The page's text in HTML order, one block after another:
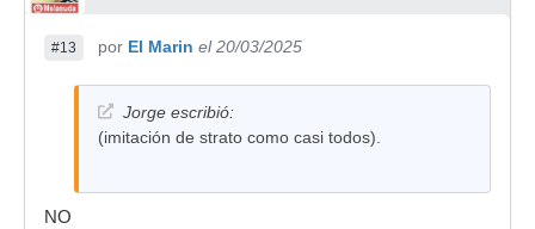
#13 por El Marin el 20/03/2025
Jorge escribió:
(imitación de strato como casi todos).
NO